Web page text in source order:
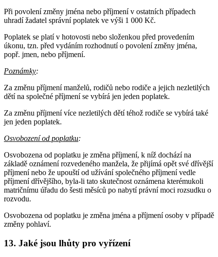
Při povolení změny jména nebo příjmení v ostatních případech
uhradí žadatel správní poplatek ve výši 1 000 Kč.
Poplatek se platí v hotovosti nebo složenkou před provedením
úkonu, tzn. před vydáním rozhodnutí o povolení změny jména,
popř. jmen, nebo příjmení.
Poznámky:
Za změnu příjmení manželů, rodičů nebo rodiče a jejich nezletilých
dětí na společné příjmení se vybírá jen jeden poplatek.
Za změnu příjmení více nezletilých dětí téhož rodiče se vybírá také
jen jeden poplatek.
Osvobození od poplatku:
Osvobozena od poplatku je změna příjmení, k níž dochází na
základě oznámení rozvedeného manžela, že přijímá opět své dřívější
příjmení nebo že upouští od užívání společného příjmení vedle
příjmení dřívějšího, byla-li tato skutečnost oznámena kterémukoli
matričnímu úřadu do šesti měsíců po nabytí právní moci rozsudku o
rozvodu.
Osvobozena od poplatku je změna jména a příjmení osoby v případě
změny pohlaví.
13. Jaké jsou lhůty pro vyřízení